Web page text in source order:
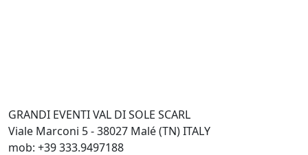
GRANDI EVENTI VAL DI SOLE SCARL
Viale Marconi 5 - 38027 Malé (TN) ITALY
mob: +39 333.9497188